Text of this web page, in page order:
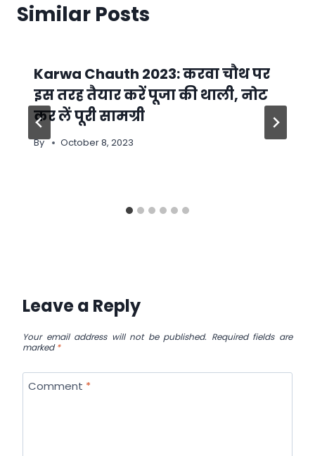
Similar Posts
Karwa Chauth 2023: करवा चौथ पर
इस तरह तैयार करें पूजा की थाली, नोट
कर लें पूरी सामग्री
By October 8, 2023
Leave a Reply
Your email address will not be published. Required fields are
marked*
Comment *